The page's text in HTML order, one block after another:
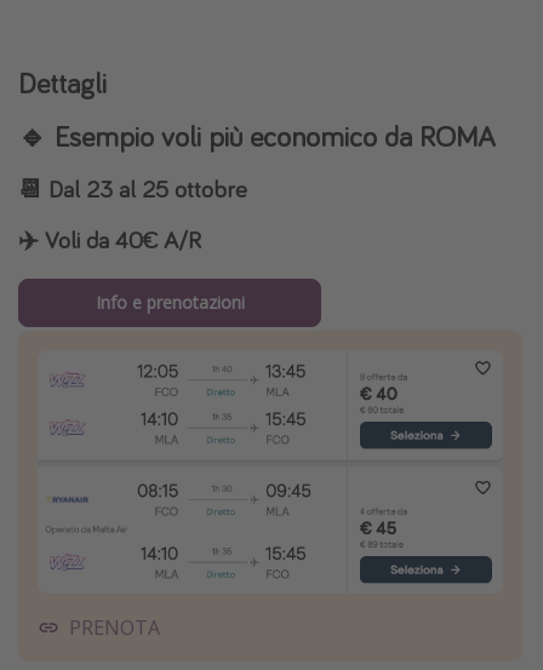
Dettagli
🔹 Esempio voli più economico da ROMA
📆 Dal 23 al 25 ottobre
✈️ Voli da 40€ A/R
Info e prenotazioni
PRENOTA